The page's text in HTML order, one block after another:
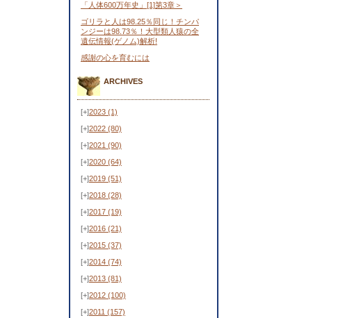
「人体600万年史」[1]第3章＞
ゴリラと人は98.25％同じ！チンパ
ンジーは98.73％！大型類人猿の全
遺伝情報(ゲノム)解析!
感謝の心を育むには
ARCHIVES
[+]2023 (1)
[+]2022 (80)
[+]2021 (90)
[+]2020 (64)
[+]2019 (51)
[+]2018 (28)
[+]2017 (19)
[+]2016 (21)
[+]2015 (37)
[+]2014 (74)
[+]2013 (81)
[+]2012 (100)
[+]2011 (157)